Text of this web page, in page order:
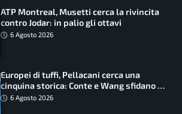
ATP Montreal, Musetti cerca la rivincita
contro Jodar: in palio gli ottavi
6 Agosto 2026
Europei di tuffi, Pellacani cerca una
cinquina storica: Conte e Wang sfidano la
piattaforma
6 Agosto 2026